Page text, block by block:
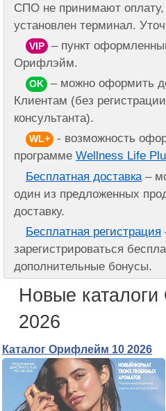
СПО не принимают
установлен терминал.
VIP
– пункт
Орифлэйм.
OK
– можно оформить
Клиентам (без
консультанта).
WL+
- возможность
программеWellness Life
Бесплатная доставка –
один из предложенных
доставку.
Бесплатная регистрация
зарегистрироваться
дополнительные бонусы.
Новые
2026
Каталог Орифлейм 10 2026